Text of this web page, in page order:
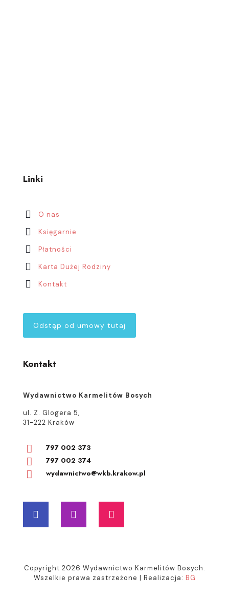
Linki
O nas
Księgarnie
Płatności
Karta Dużej Rodziny
Kontakt
Odstąp od umowy tutaj
Kontakt
Wydawnictwo Karmelitów Bosych
ul. Z. Glogera 5,
31-222 Kraków
797 002 373
797 002 374
wydawnictwo@wkb.krakow.pl
Copyright 2026 Wydawnictwo Karmelitów Bosych.
Wszelkie prawa zastrzeżone | Realizacja: BG